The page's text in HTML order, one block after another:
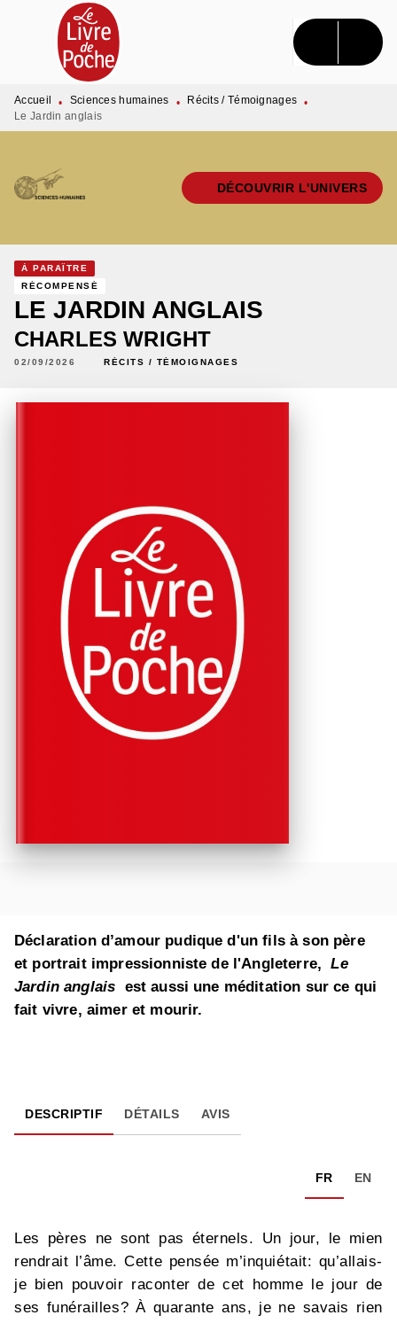
MENU RECHERCHE CONTENU
PIED DE PAGE
Accueil • Sciences humaines • Récits / Témoignages •
Le Jardin anglais
DÉCOUVRIR L'UNIVERS
À PARAÎTRE
RÉCOMPENSÉ
LE JARDIN ANGLAIS
CHARLES WRIGHT
02/09/2026 RÉCITS / TÉMOIGNAGES
Déclaration d’amour pudique d'un fils à son père
et portrait impressionniste de l'Angleterre,Le
Jardin anglais est aussi une méditation sur ce qui
fait vivre, aimer et mourir.
DESCRIPTIF DÉTAILS AVIS
FR EN
Les pères ne sont pas éternels. Un jour, le mien
rendrait l’âme. Cette pensée m’inquiétait: qu’allais-
je bien pouvoir raconter de cet homme le jour de
ses funérailles? À quarante ans, je ne savais rien